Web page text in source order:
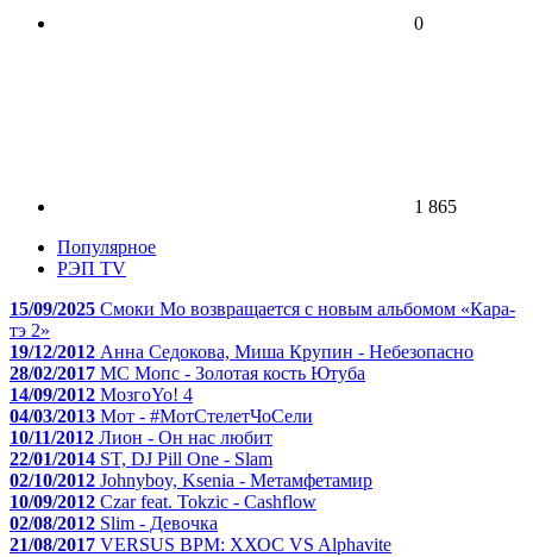
0
1 865
Популярное
РЭП TV
15/09/2025 Смоки Мо возвращается с новым альбомом «Кара-
тэ 2»
19/12/2012 Анна Седокова, Миша Крупин - Небезопасно
28/02/2017 МС Мопс - Золотая кость Ютуба
14/09/2012 МозгоYo! 4
04/03/2013 Мот - #МотСтелетЧоСели
10/11/2012 Лион - Он нас любит
22/01/2014 ST, DJ Pill One - Slam
02/10/2012 Johnyboy, Ksenia - Метамфетамир
10/09/2012 Czar feat. Tokzic - Cashflow
02/08/2012 Slim - Девочка
21/08/2017 VERSUS BPM: ХХОС VS Alphavite